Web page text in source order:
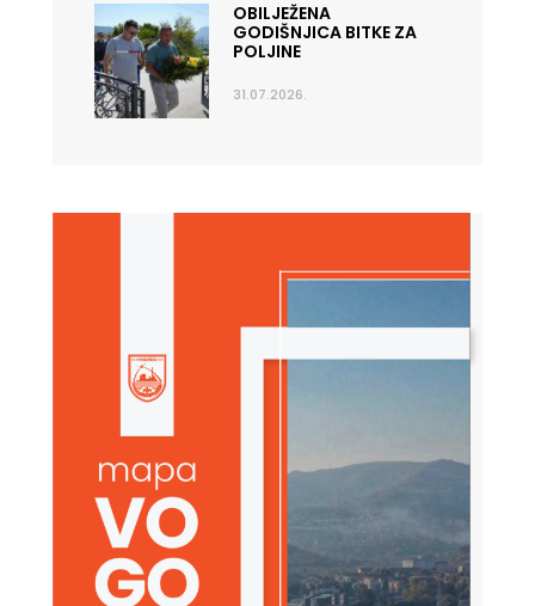
OBILJEŽENA
GODIŠNJICA BITKE ZA
POLJINE
31.07.2026.